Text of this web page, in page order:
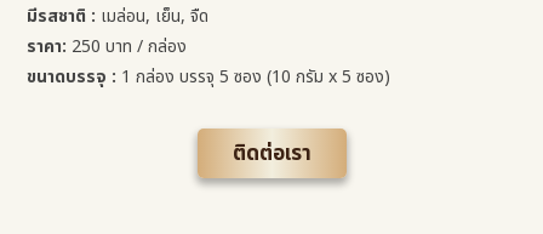
มีรสชาติ : เมล่อน, เย็น, จืด
ราคา: 250 บาท / กล่อง
ขนาดบรรจุ : 1 กล่อง บรรจุ 5 ซอง (10 กรัม x 5 ซอง)
ติดต่อเรา